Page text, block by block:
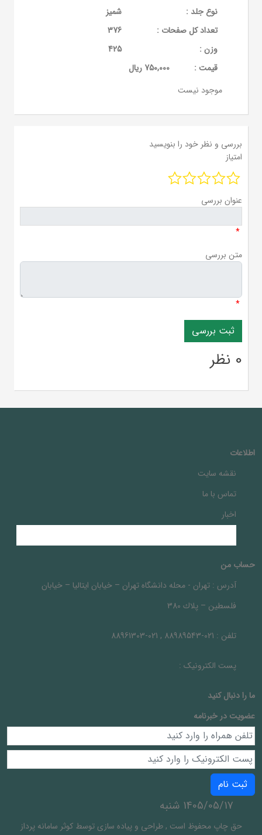
نوع جلد :
شمیز
تعداد کل صفحات :
376
وزن :
425
قيمت :
750,000 ریال
موجود نیست
بررسی و نظر خود را بنویسید
امتیاز
عنوان بررسی
*
متن بررسی
*
0 نظر
اطلاعات
نقشه سایت
تماس با ما
اخبار
حساب من
آدرس : تهران - محله دانشگاه تهران – خيابان ايتاليا – خيابان
فلسطين – پلاك 380
تلفن : 021-88989543 , 021-88961303
پست الکترونیک :
ما را دنبال کنيد
عضویت در خبرنامه
ثبت نام
1405/05/17 شنبه
حق چاپ محفوظ است ,طراحی و پیاده سازی توسطکوثر سامانه پرداز